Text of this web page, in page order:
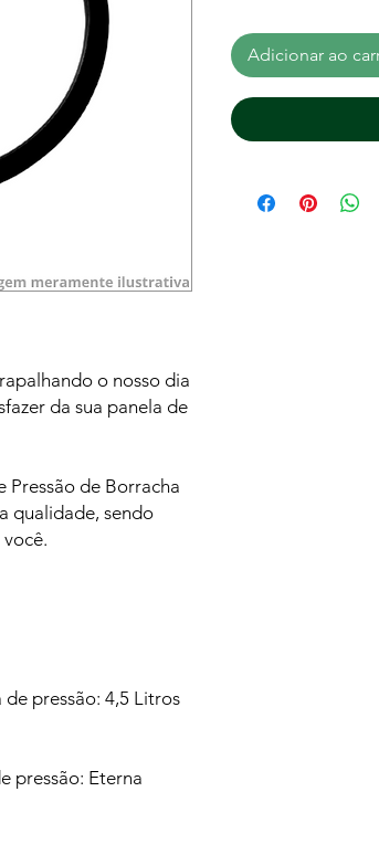
o nosso dia
da sua panela de
Pressão de Borracha
qualidade, sendo
pressão: 4,5 Litros
pressão: Eterna
Adicionar ao